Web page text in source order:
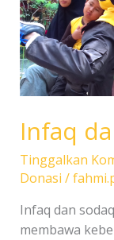
Infaq
Tinggalkan
Donasi /
Infaq dan
membawa